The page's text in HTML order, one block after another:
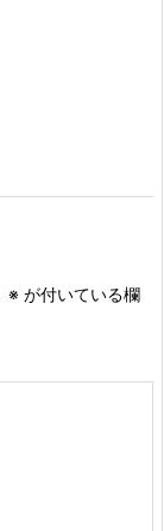
※ が付いている欄